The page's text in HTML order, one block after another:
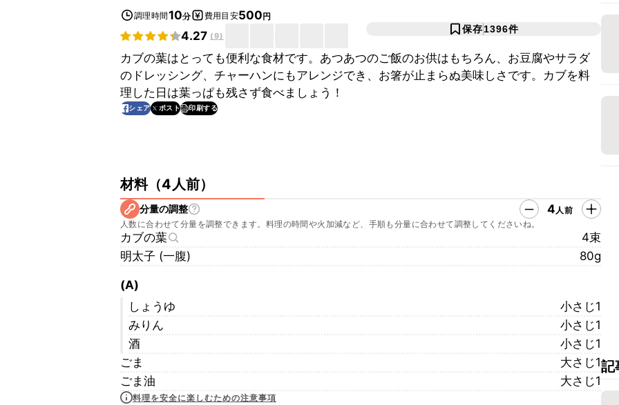
調理時間10分 費用目安500円
4.27 (9)
保存1396件
カブの葉はとっても便利な食材です。あつあつのご飯のお供はもちろん、お豆腐やサラダ
のドレッシング、チャーハンにもアレンジでき、お箸が止まらぬ美味しさです。カブを料
理した日は葉っぱも残さず食べましょう！
シェア ポスト 印刷する
材料（4人前）
分量の調整 4人前
人数に合わせて分量を調整できます。料理の時間や火加減など、手順も分量に合わせて調整してくださいね。
カブの葉
4束
明太子 (一腹)
80g
(A)
しょうゆ
小さじ1
みりん
小さじ1
酒
小さじ1
ごま
大さじ1
ごま油
大さじ1
料理を安全に楽しむための注意事項
記